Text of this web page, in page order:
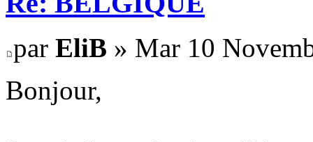
par EliB » Mar 10
Bonjour,